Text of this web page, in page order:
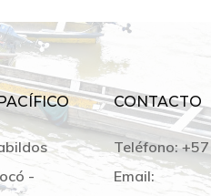
-
CONTACTO
Teléfono:
Email: